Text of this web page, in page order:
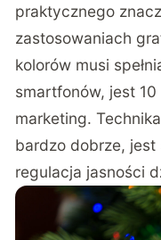
praktycznego
zastosowaniach
kolorów musi
smartfonów, jest 10
marketing.
bardzo dobrze,
regulacja jasności